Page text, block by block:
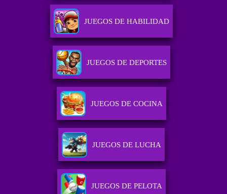
JUEGOS DE HABILIDAD
JUEGOS DE DEPORTES
JUEGOS DE COCINA
JUEGOS DE LUCHA
JUEGOS DE PELOTA